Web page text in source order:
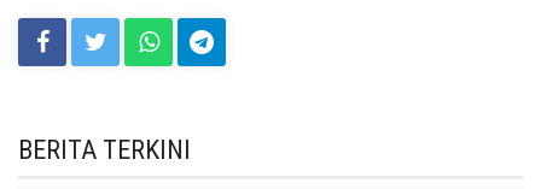
BERITA TERKINI